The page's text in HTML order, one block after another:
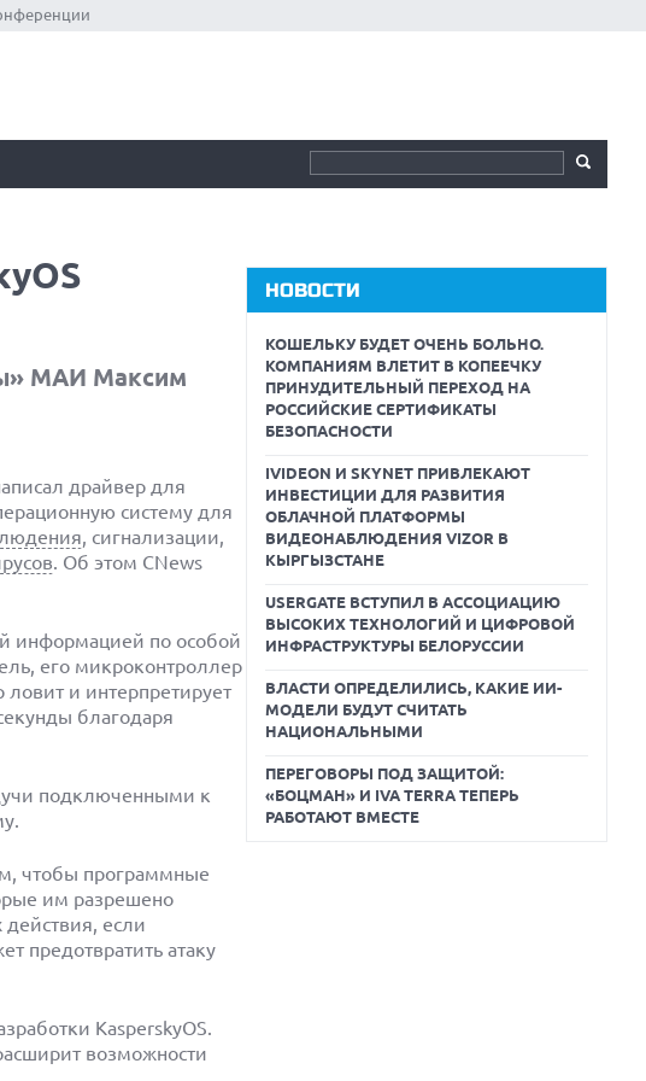
МАИ Максим
драйвер для
систему для
, сигнализации,
. Об этом CNews
информацией по особой
его микроконтроллер
и интерпретирует
благодаря
подключенными к
чтобы программные
им разрешено
если
предотвратить атаку
KasperskyOS.
возможности
НОВОСТИ
КОШЕЛЬКУ БУДЕТ ОЧЕНЬ БОЛЬНО.
КОМПАНИЯМ ВЛЕТИТ В КОПЕЕЧКУ
ПРИНУДИТЕЛЬНЫЙ ПЕРЕХОД НА
РОССИЙСКИЕ СЕРТИФИКАТЫ
БЕЗОПАСНОСТИ
IVIDEON И SKYNET ПРИВЛЕКАЮТ
ИНВЕСТИЦИИ ДЛЯ РАЗВИТИЯ
ОБЛАЧНОЙ ПЛАТФОРМЫ
ВИДЕОНАБЛЮДЕНИЯ VIZOR В
КЫРГЫЗСТАНЕ
USERGATE ВСТУПИЛ В АССОЦИАЦИЮ
ВЫСОКИХ ТЕХНОЛОГИЙ И ЦИФРОВОЙ
ИНФРАСТРУКТУРЫ БЕЛОРУССИИ
ВЛАСТИ ОПРЕДЕЛИЛИСЬ, КАКИЕ ИИ-
МОДЕЛИ БУДУТ СЧИТАТЬ
НАЦИОНАЛЬНЫМИ
ПЕРЕГОВОРЫ ПОД ЗАЩИТОЙ:
«БОЦМАН» И IVA TERRA ТЕПЕРЬ
РАБОТАЮТ ВМЕСТЕ